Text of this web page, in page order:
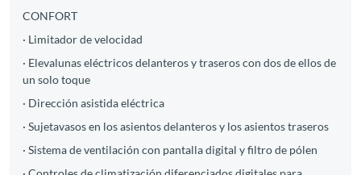
CONFORT
· Limitador de velocidad
· Elevalunas eléctricos delanteros y traseros con dos de ellos de
un solo toque
· Dirección asistida eléctrica
· Sujetavasos en los asientos delanteros y los asientos traseros
· Sistema de ventilación con pantalla digital y filtro de pólen